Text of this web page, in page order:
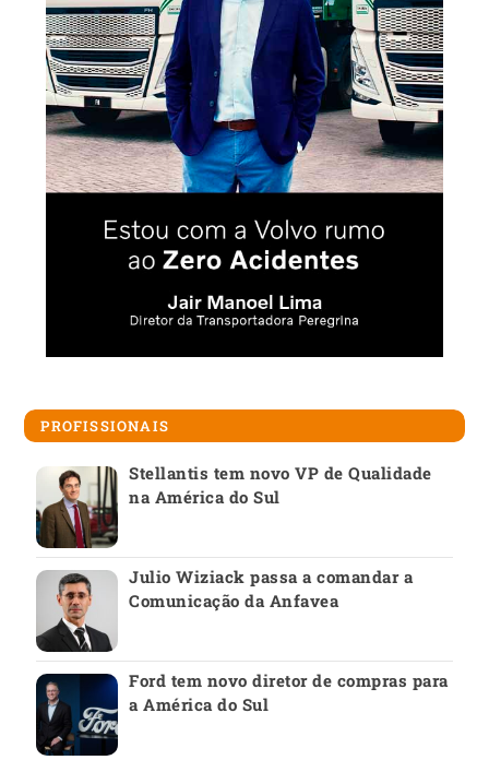
PROFISSIONAIS
Stellantis tem novo VP de Qualidade
na América do Sul
Julio Wiziack passa a comandar a
Comunicação da Anfavea
Ford tem novo diretor de compras para
a América do Sul